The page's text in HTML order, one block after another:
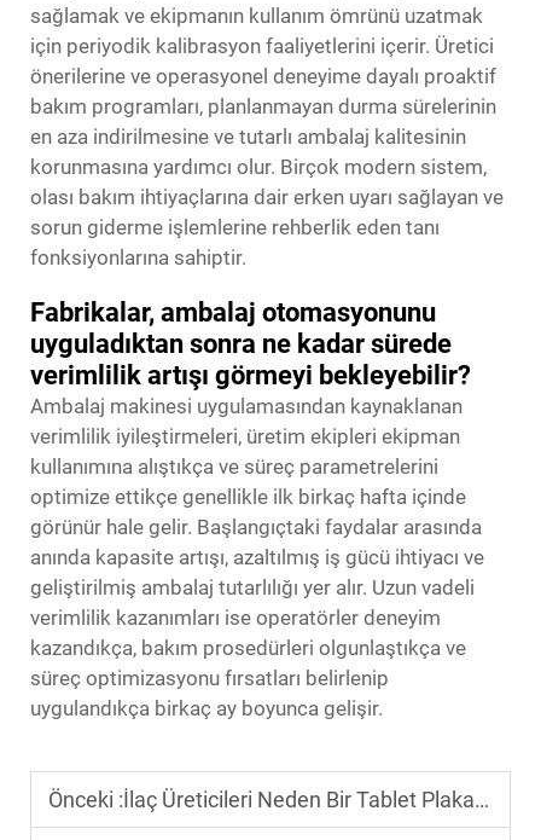
sağlamak ve ekipmanın kullanım ömrünü uzatmak
için periyodik kalibrasyon faaliyetlerini içerir. Üretici
önerilerine ve operasyonel deneyime dayalı proaktif
bakım programları, planlanmayan durma sürelerinin
en aza indirilmesine ve tutarlı ambalaj kalitesinin
korunmasına yardımcı olur. Birçok modern sistem,
olası bakım ihtiyaçlarına dair erken uyarı sağlayan ve
sorun giderme işlemlerine rehberlik eden tanı
fonksiyonlarına sahiptir.
Fabrikalar, ambalaj otomasyonunu
uyguladıktan sonra ne kadar sürede
verimlilik artışı görmeyi bekleyebilir?
Ambalaj makinesi uygulamasından kaynaklanan
verimlilik iyileştirmeleri, üretim ekipleri ekipman
kullanımına alıştıkça ve süreç parametrelerini
optimize ettikçe genellikle ilk birkaç hafta içinde
görünür hale gelir. Başlangıçtaki faydalar arasında
anında kapasite artışı, azaltılmış iş gücü ihtiyacı ve
geliştirilmiş ambalaj tutarlılığı yer alır. Uzun vadeli
verimlilik kazanımları ise operatörler deneyim
kazandıkça, bakım prosedürleri olgunlaştıkça ve
süreç optimizasyonu fırsatları belirlenip
uygulandıkça birkaç ay boyunca gelişir.
Önceki :İlaç Üreticileri Neden Bir Tablet Plakası Kartonlama Makinesine Yatırım Yapmalıdır?